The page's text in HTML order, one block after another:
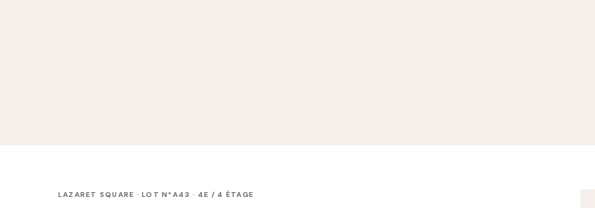
LAZARET SQUARE · LOT N°A43 · 4E / 4 ÉTAGE